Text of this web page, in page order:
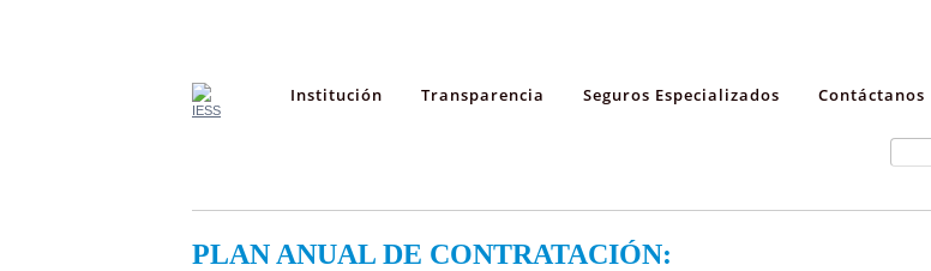
Institución Transparencia Seguros Especializados Contáctanos
PLAN ANUAL DE CONTRATACIÓN: